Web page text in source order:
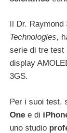
Il Dr.
Technologies,
serie di tre test
display
3GS.
Per i suoi test,
One e di
uno studio